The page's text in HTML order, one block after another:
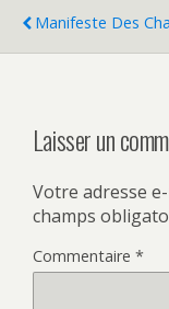
Manifeste Des
Laisser un
Votre adresse
champs
Commentaire *